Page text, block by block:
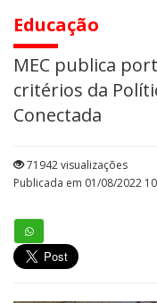
Educação
MEC publica
critérios da
Conectada
71942 visualizações
Publicada em 01/08/2022